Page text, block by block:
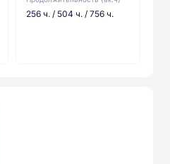
256 ч. / 504 ч. / 756 ч.